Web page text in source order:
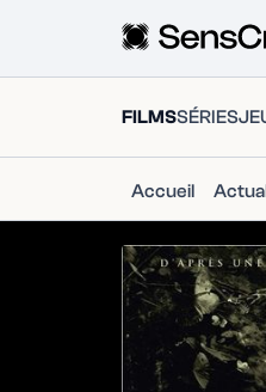
FILMSSÉRIES
Accueil